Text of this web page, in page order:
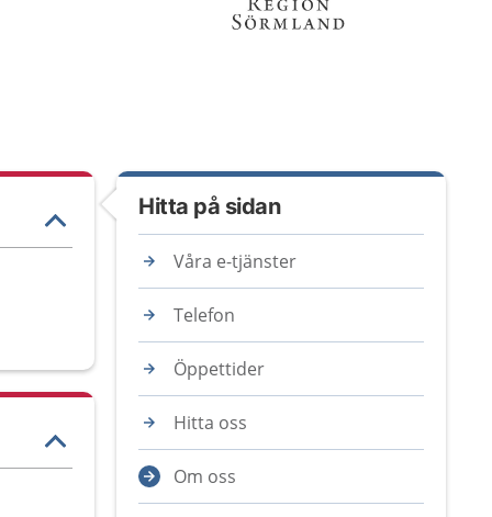
Hitta på sidan
Våra e-tjänster
Telefon
Öppettider
Hitta oss
Om oss